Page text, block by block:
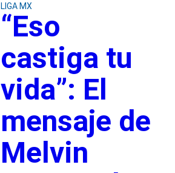
LIGA MX
“Eso
castiga tu
vida”: El
mensaje de
Melvin